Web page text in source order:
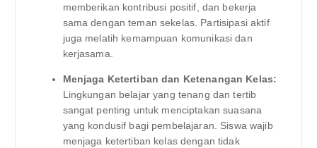
memberikan kontribusi positif, dan bekerja
sama dengan teman sekelas. Partisipasi aktif
juga melatih kemampuan komunikasi dan
kerjasama.
Menjaga Ketertiban dan Ketenangan Kelas:
Lingkungan belajar yang tenang dan tertib
sangat penting untuk menciptakan suasana
yang kondusif bagi pembelajaran. Siswa wajib
menjaga ketertiban kelas dengan tidak